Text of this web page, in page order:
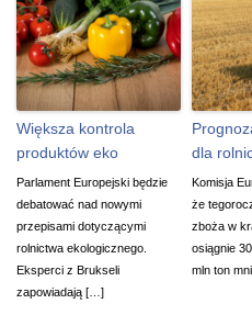
Większa kontrola
produktów eko
Parlament Europejski będzie
debatować nad nowymi
przepisami dotyczącymi
rolnictwa ekologicznego.
Eksperci z Brukseli
zapowiadają […]
dla
Komisja
że
zboża w
osiągnie
mln ton